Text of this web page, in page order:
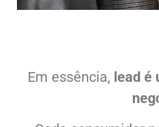
Em essência, lead é